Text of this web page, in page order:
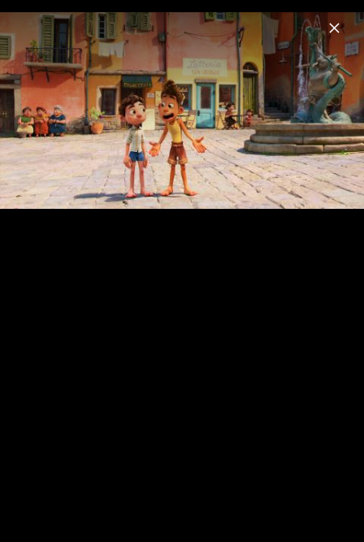
Menu
Disney Soundtracks
Home News Musik Videos Fotos
LUCA - Szenenbilder & Pressefotos